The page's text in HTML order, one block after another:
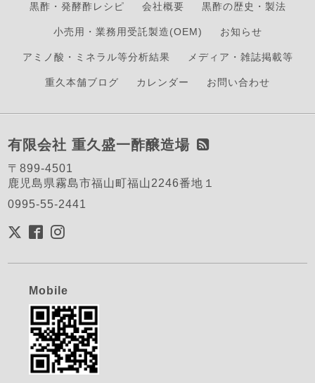
黒酢・発酵酢レシピ 会社概要 黒酢の歴史・製法
小売用・業務用受託製造(OEM) お知らせ
アミノ酸・ミネラル等分析結果 メディア・雑誌掲載等
重久本舗ブログ カレンダー お問い合わせ
有限会社 重久盛一酢醸造場
〒899-4501
鹿児島県霧島市福山町福山2246番地１
0995-55-2441
Mobile